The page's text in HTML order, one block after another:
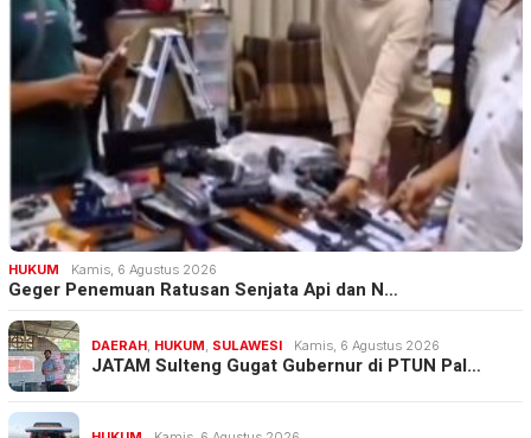
HUKUM Kamis, 6 Agustus 2026
Geger Penemuan Ratusan Senjata Api dan N…
DAERAH HUKUM SULAWESI Kamis, 6 Agustus 2026
JATAM Sulteng Gugat Gubernur di PTUN Pal…